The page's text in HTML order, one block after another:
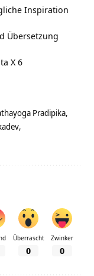
Inspiration
Übersetzung
X 6
Pradipika
Überrascht
0
Zwinker
0